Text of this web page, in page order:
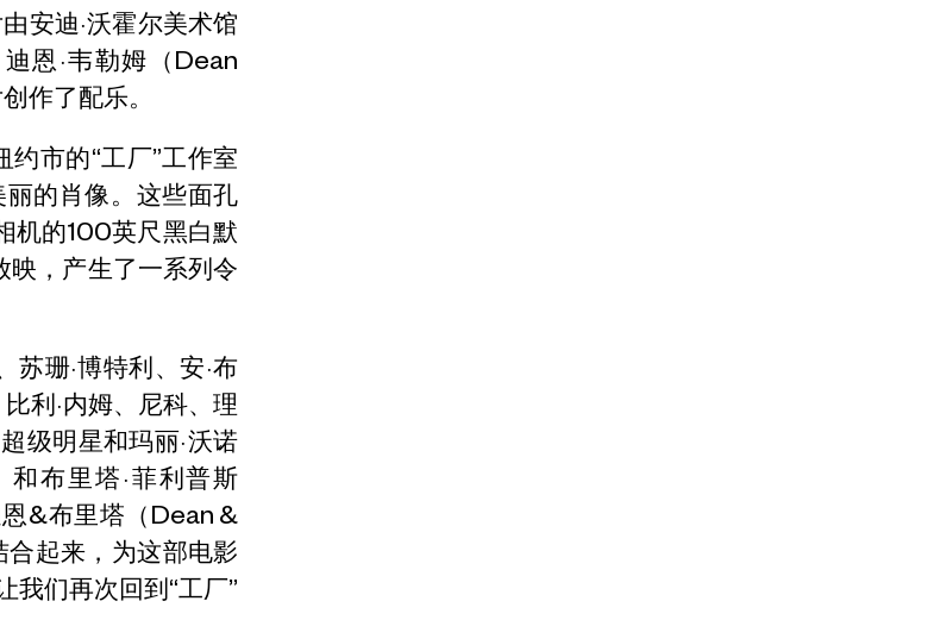
安迪·沃霍尔美术馆
恩·韦勒姆（Dean
作了配乐。
约市的“工厂”工作室
的肖像。这些面孔
机的100英尺黑白默
映，产生了一系列令
苏珊·博特利、安·布
利·内姆、尼科、理
级明星和玛丽·沃诺
和布里塔·菲利普斯
&布里塔（Dean &
起来，为这部电影
我们再次回到“工厂”